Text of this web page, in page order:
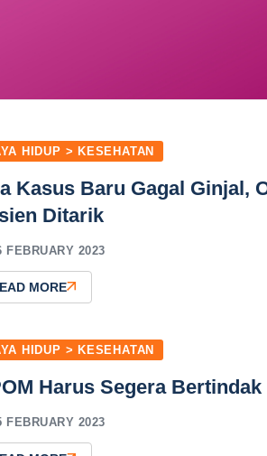
HIDUP > KESEHATAN
Kasus Baru Gagal Ginjal,
Ditarik
FEBRUARY 2023
MORE
HIDUP > KESEHATAN
Harus Segera
FEBRUARY 2023